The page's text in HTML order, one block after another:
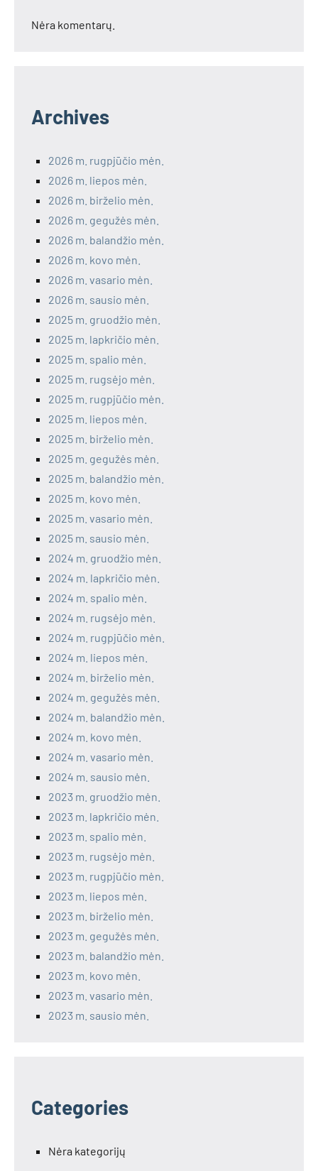
Nėra komentarų.
Archives
2026 m. rugpjūčio mėn.
2026 m. liepos mėn.
2026 m. birželio mėn.
2026 m. gegužės mėn.
2026 m. balandžio mėn.
2026 m. kovo mėn.
2026 m. vasario mėn.
2026 m. sausio mėn.
2025 m. gruodžio mėn.
2025 m. lapkričio mėn.
2025 m. spalio mėn.
2025 m. rugsėjo mėn.
2025 m. rugpjūčio mėn.
2025 m. liepos mėn.
2025 m. birželio mėn.
2025 m. gegužės mėn.
2025 m. balandžio mėn.
2025 m. kovo mėn.
2025 m. vasario mėn.
2025 m. sausio mėn.
2024 m. gruodžio mėn.
2024 m. lapkričio mėn.
2024 m. spalio mėn.
2024 m. rugsėjo mėn.
2024 m. rugpjūčio mėn.
2024 m. liepos mėn.
2024 m. birželio mėn.
2024 m. gegužės mėn.
2024 m. balandžio mėn.
2024 m. kovo mėn.
2024 m. vasario mėn.
2024 m. sausio mėn.
2023 m. gruodžio mėn.
2023 m. lapkričio mėn.
2023 m. spalio mėn.
2023 m. rugsėjo mėn.
2023 m. rugpjūčio mėn.
2023 m. liepos mėn.
2023 m. birželio mėn.
2023 m. gegužės mėn.
2023 m. balandžio mėn.
2023 m. kovo mėn.
2023 m. vasario mėn.
2023 m. sausio mėn.
Categories
Nėra kategorijų